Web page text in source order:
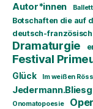
Autor*innen Ballett
Botschaften die auf
deutsch-französisch
Dramaturgie
Festival
Glück Im weißen
Onomatopoesie
Oper